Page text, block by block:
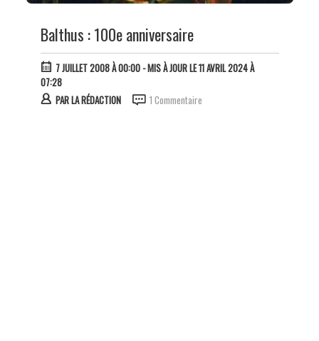
Balthus : 100e anniversaire
7 JUILLET 2008 À 00:00- MIS À JOUR LE 11 AVRIL 2024 À
07:28
PARLA RÉDACTION 1 Commentaire